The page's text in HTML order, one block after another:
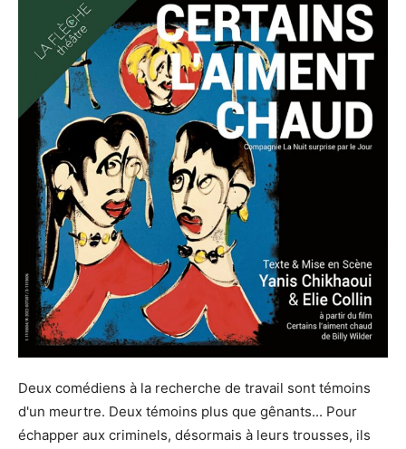
Deux comédiens à la recherche de travail sont témoins
d'un meurtre. Deux témoins plus que gênants... Pour
échapper aux criminels, désormais à leurs trousses, ils